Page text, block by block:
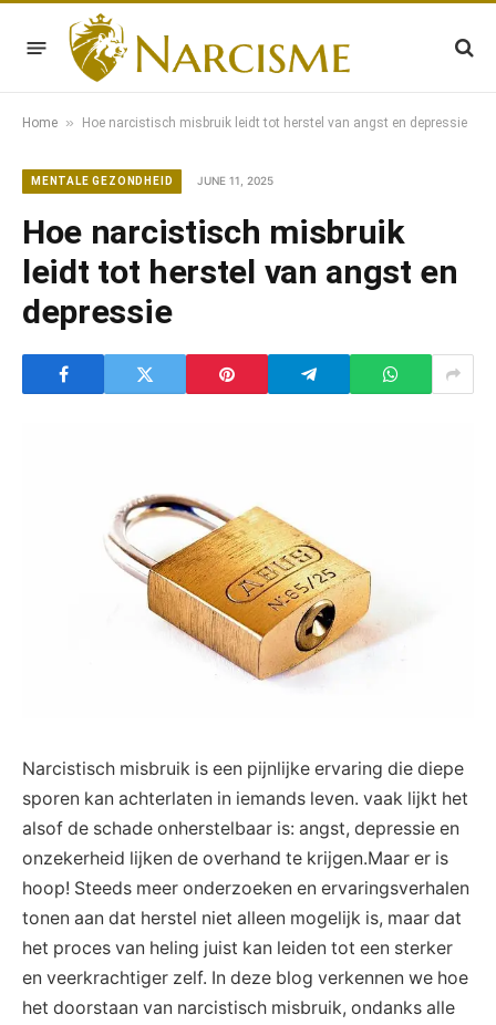
Home » Hoe narcistisch misbruik leidt tot herstel van angst en depressie
MENTALE GEZONDHEID JUNE 11, 2025
Hoe narcistisch misbruik
leidt tot herstel van angst en
depressie
Narcistisch misbruik is een pijnlijke ervaring die diepe
sporen kan achterlaten in iemands leven. vaak lijkt het
alsof de schade onherstelbaar is: angst, depressie en
onzekerheid lijken de overhand te krijgen.Maar er is
hoop! Steeds meer onderzoeken en ervaringsverhalen
tonen aan dat herstel niet alleen mogelijk is, maar dat
het proces van heling juist kan leiden tot een sterker
en veerkrachtiger zelf. In deze blog verkennen we hoe
het doorstaan van narcistisch misbruik, ondanks alle